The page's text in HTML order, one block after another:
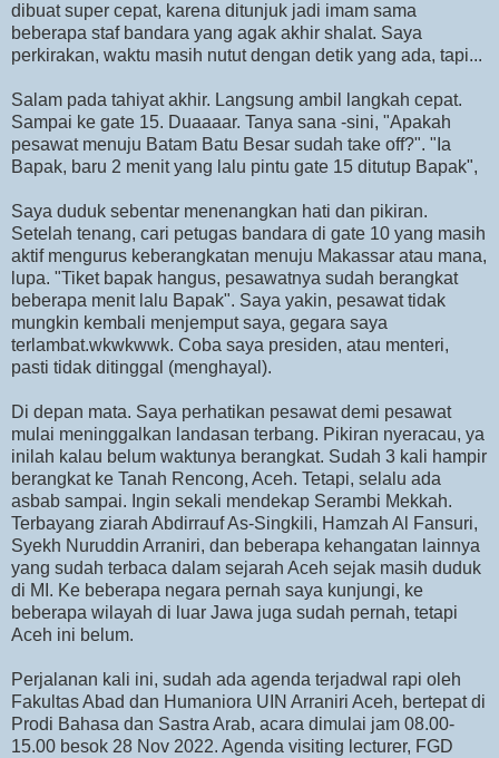
dibuat super cepat, karena ditunjuk jadi imam sama
beberapa staf bandara yang agak akhir shalat. Saya
perkirakan, waktu masih nutut dengan detik yang ada, tapi...
Salam pada tahiyat akhir. Langsung ambil langkah cepat.
Sampai ke gate 15. Duaaaar. Tanya sana -sini, "Apakah
pesawat menuju Batam Batu Besar sudah take off?". "Ia
Bapak, baru 2 menit yang lalu pintu gate 15 ditutup Bapak",
Saya duduk sebentar menenangkan hati dan pikiran.
Setelah tenang, cari petugas bandara di gate 10 yang masih
aktif mengurus keberangkatan menuju Makassar atau mana,
lupa. "Tiket bapak hangus, pesawatnya sudah berangkat
beberapa menit lalu Bapak". Saya yakin, pesawat tidak
mungkin kembali menjemput saya, gegara saya
terlambat.wkwkwwk. Coba saya presiden, atau menteri,
pasti tidak ditinggal (menghayal).
Di depan mata. Saya perhatikan pesawat demi pesawat
mulai meninggalkan landasan terbang. Pikiran nyeracau, ya
inilah kalau belum waktunya berangkat. Sudah 3 kali hampir
berangkat ke Tanah Rencong, Aceh. Tetapi, selalu ada
asbab sampai. Ingin sekali mendekap Serambi Mekkah.
Terbayang ziarah Abdirrauf As-Singkili, Hamzah Al Fansuri,
Syekh Nuruddin Arraniri, dan beberapa kehangatan lainnya
yang sudah terbaca dalam sejarah Aceh sejak masih duduk
di MI. Ke beberapa negara pernah saya kunjungi, ke
beberapa wilayah di luar Jawa juga sudah pernah, tetapi
Aceh ini belum.
Perjalanan kali ini, sudah ada agenda terjadwal rapi oleh
Fakultas Abad dan Humaniora UIN Arraniri Aceh, bertepat di
Prodi Bahasa dan Sastra Arab, acara dimulai jam 08.00-
15.00 besok 28 Nov 2022. Agenda visiting lecturer, FGD